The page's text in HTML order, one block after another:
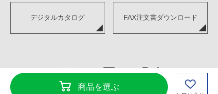
商品を選ぶ
デジタルカタログ FAX注文書ダウンロード